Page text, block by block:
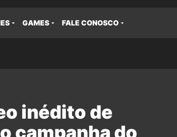
GAMES FALE CONOSCO
inédito de
campanha do